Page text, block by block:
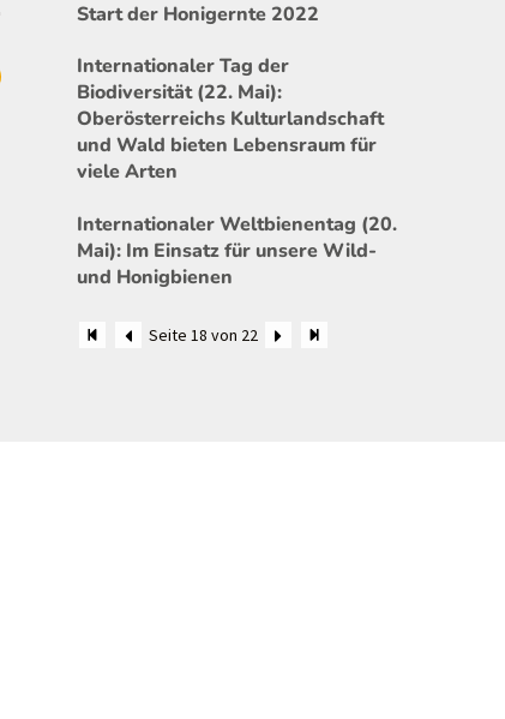
Start der Honigernte 2022
Internationaler Tag der
Biodiversität (22. Mai):
Oberösterreichs Kulturlandschaft
und Wald bieten Lebensraum für
viele Arten
Internationaler Weltbienentag (20.
Mai): Im Einsatz für unsere Wild-
und Honigbienen
Seite 18 von 22